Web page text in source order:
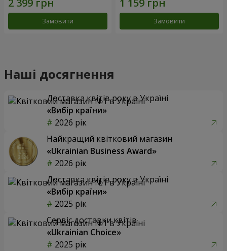
Замовити Замовити
Наші досягнення
Доставка квітів року в Україні
«Вибір країни»
2026 рік
Найкращий квітковий магазин
«Ukrainian Business Award»
2026 рік
Доставка квітів року в Україні
«Вибір країни»
2025 рік
Сервіс доставки квітів
«Ukrainian Choice»
2025 рік